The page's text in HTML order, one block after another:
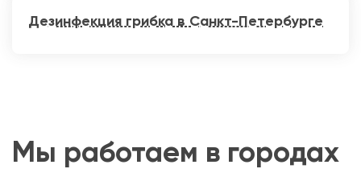
Дезинфекция грибка в Санкт-Петербурге
Мы работаем в городах